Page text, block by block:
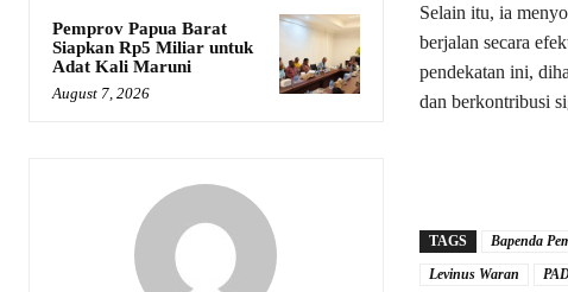
Pemprov Papua Barat
Siapkan Rp5 Miliar untuk
Adat Kali Maruni
August 7, 2026
Selain itu, ia
berjalan secara
pendekatan ini,
dan berkontribusi
TAGS Bapenda
Levinus Waran